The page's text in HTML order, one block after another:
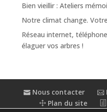
Bien vieillir : Ateliers
Notre climat change.
Réseau internet,
élaguer vos arbres !
Nous contacter
Plan du site